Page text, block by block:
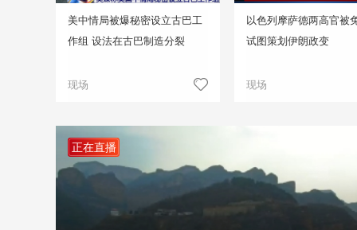
美中情局被爆秘密设立古巴工
作组 设法在古巴制造分裂
现场
以色列摩萨德两高官被
试图策划伊朗政变
现场
正在直播